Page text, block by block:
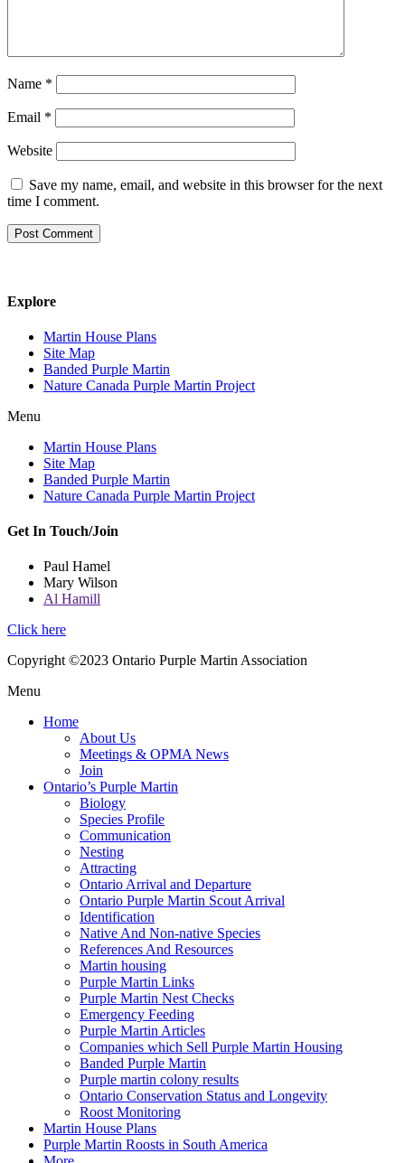
Name *
Email *
Website
Save my name, email, and website in this browser for the next
time I comment.
Explore
Martin House Plans
Site Map
Banded Purple Martin
Nature Canada Purple Martin Project
Menu
Martin House Plans
Site Map
Banded Purple Martin
Nature Canada Purple Martin Project
Get In Touch/Join
Paul Hamel
Mary Wilson
Al Hamill
Click here
Copyright ©2023 Ontario Purple Martin Association
Menu
Home
About Us
Meetings & OPMA News
Join
Ontario’s Purple Martin
Biology
Species Profile
Communication
Nesting
Attracting
Ontario Arrival and Departure
Ontario Purple Martin Scout Arrival
Identification
Native And Non-native Species
References And Resources
Martin housing
Purple Martin Links
Purple Martin Nest Checks
Emergency Feeding
Purple Martin Articles
Companies which Sell Purple Martin Housing
Banded Purple Martin
Purple martin colony results
Ontario Conservation Status and Longevity
Roost Monitoring
Martin House Plans
Purple Martin Roosts in South America